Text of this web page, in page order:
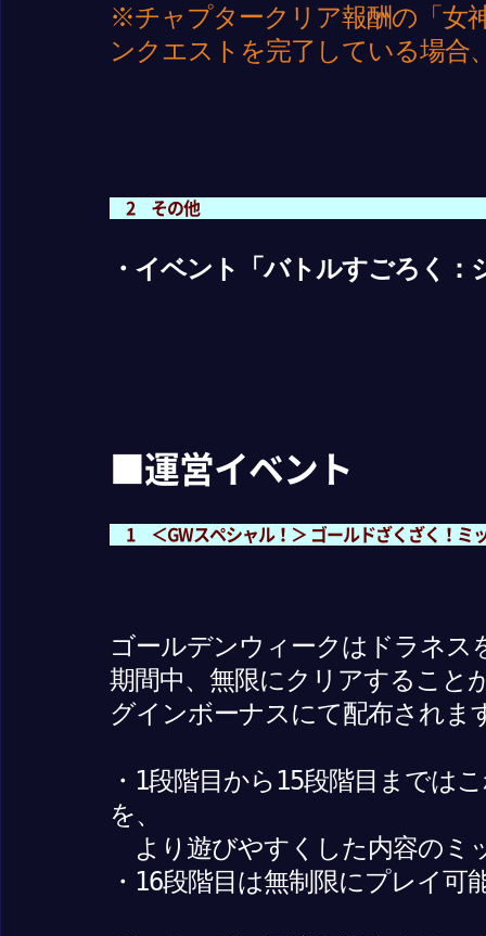
※チャプタークリア報酬の「女
ンクエストを完了している場合
2 その他
・イベント「バトルすごろく：
■運営イベント
1 ＜GWスペシャル！＞ ゴールドざくざく！ミ
ゴールデンウィークはドラネス
期間中、無限にクリアすること
グインボーナスにて配布されま
・1段階目から15段階目までは
を、
より遊びやすくした内容のミ
・16段階目は無制限にプレイ可